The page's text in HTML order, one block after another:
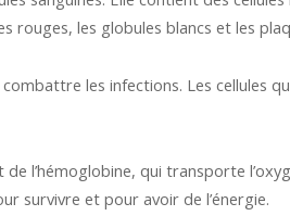
rouges, les globules blancs et les
les infections. Les cellules
l’hémoglobine, qui transporte
survivre et pour avoir de l’énergie.